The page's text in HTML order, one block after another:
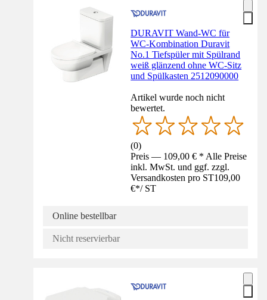
DURAVIT Wand-WC für
WC-Kombination Duravit
No.1 Tiefspüler mit Spülrand
weiß glänzend ohne WC-Sitz
und Spülkasten 2512090000
Artikel wurde noch nicht
bewertet.
(0)
Preis — 109,00 € * Alle Preise
inkl. MwSt. und ggf. zzgl.
Versandkosten pro ST109,00
€*/ ST
Online bestellbar
Nicht reservierbar